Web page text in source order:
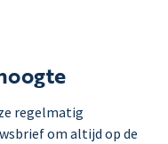
regelmatig
om altijd op de